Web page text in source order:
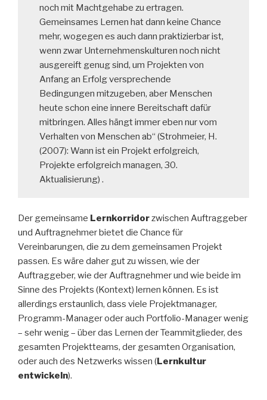
noch mit Machtgehabe zu ertragen.
Gemeinsames Lernen hat dann keine Chance
mehr, wogegen es auch dann praktizierbar ist,
wenn zwar Unternehmenskulturen noch nicht
ausgereift genug sind, um Projekten von
Anfang an Erfolg versprechende
Bedingungen mitzugeben, aber Menschen
heute schon eine innere Bereitschaft dafür
mitbringen. Alles hängt immer eben nur vom
Verhalten von Menschen ab“ (Strohmeier, H.
(2007): Wann ist ein Projekt erfolgreich,
Projekte erfolgreich managen, 30.
Aktualisierung) .
Der gemeinsame Lernkorridorzwischen Auftraggeber
und Auftragnehmer bietet die Chance für
Vereinbarungen, die zu dem gemeinsamen Projekt
passen. Es wäre daher gut zu wissen, wie der
Auftraggeber, wie der Auftragnehmer und wie beide im
Sinne des Projekts (Kontext) lernen können. Es ist
allerdings erstaunlich, dass viele Projektmanager,
Programm-Manager oder auch Portfolio-Manager wenig
– sehr wenig – über das Lernen der Teammitglieder, des
gesamten Projektteams, der gesamten Organisation,
oder auch des Netzwerks wissen (Lernkultur
entwickeln).